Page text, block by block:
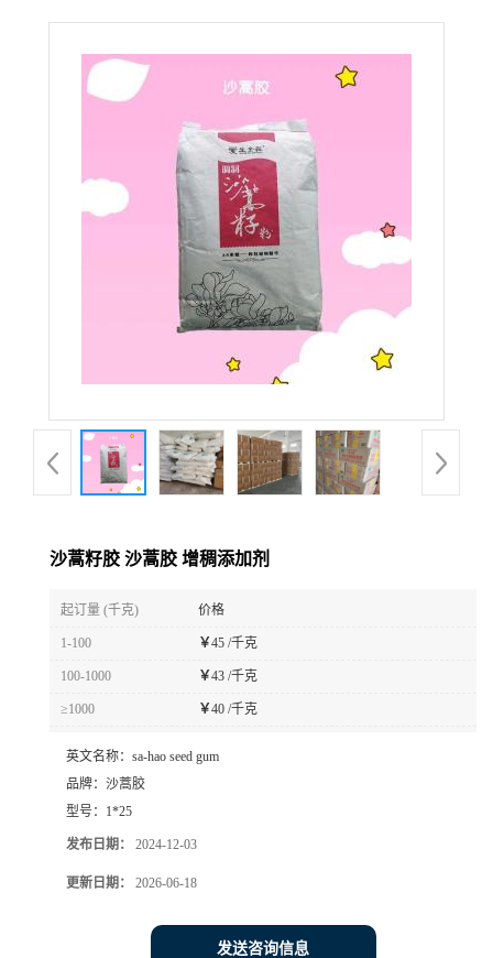
沙蒿籽胶 沙蒿胶 增稠添加剂
起订量 (千克) 价格
1-100 ￥45 /千克
100-1000 ￥43 /千克
≥1000 ￥40 /千克
英文名称： sa-hao seed gum
品牌： 沙蒿胶
型号： 1*25
发布日期： 2024-12-03
更新日期： 2026-06-18
发送咨询信息